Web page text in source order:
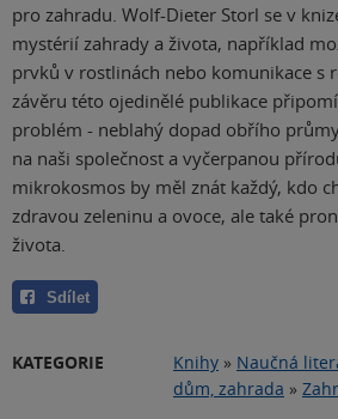
pro zahradu. Wolf-Dieter Storl se v
mystérií zahrady a života, například
prvků v rostlinách nebo komunikace s
závěru této ojedinělé publikace
problém - neblahý dopad obřího
na naši společnost a vyčerpanou
mikrokosmos by měl znát každý, kdo
zdravou zeleninu a ovoce, ale také
života.
Sdílet
KATEGORIE Knihy » Naučná
dům, zahrada »